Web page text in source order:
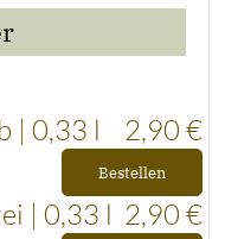
| 0,33 l 2,90 €
Bestellen
| 0,33 l 2,90 €